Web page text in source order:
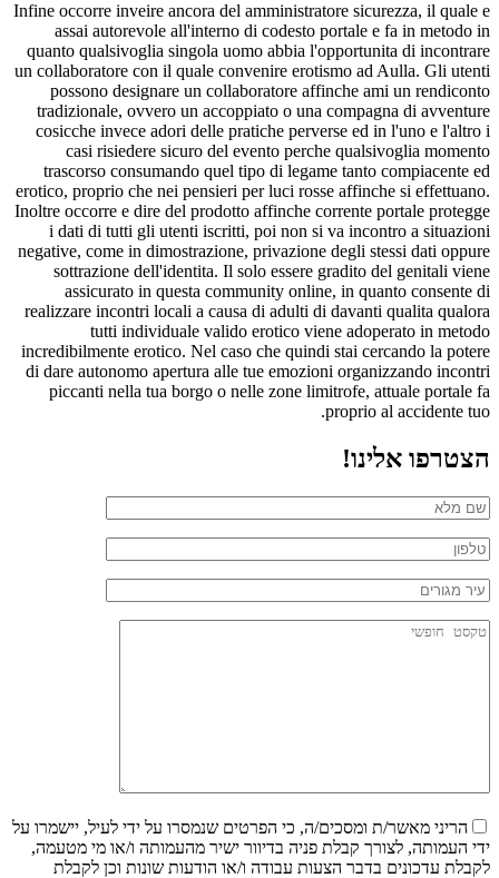
Infine occorre inveire ancora del amministratore sicurezza, il quale e
assai autorevole all'interno di codesto portale e fa in metodo in
quanto qualsivoglia singola uomo abbia l'opportunita di incontrare
un collaboratore con il quale convenire erotismo ad Aulla. Gli utenti
possono designare un collaboratore affinche ami un rendiconto
tradizionale, ovvero un accoppiato o una compagna di avventure
cosicche invece adori delle pratiche perverse ed in l'uno e l'altro i
casi risiedere sicuro del evento perche qualsivoglia momento
trascorso consumando quel tipo di legame tanto compiacente ed
erotico, proprio che nei pensieri per luci rosse affinche si effettuano.
Inoltre occorre e dire del prodotto affinche corrente portale protegge
i dati di tutti gli utenti iscritti, poi non si va incontro a situazioni
negative, come in dimostrazione, privazione degli stessi dati oppure
sottrazione dell'identita. Il solo essere gradito del genitali viene
assicurato in questa community online, in quanto consente di
realizzare incontri locali a causa di adulti di davanti qualita qualora
tutti individuale valido erotico viene adoperato in metodo
incredibilmente erotico. Nel caso che quindi stai cercando la potere
di dare autonomo apertura alle tue emozioni organizzando incontri
piccanti nella tua borgo o nelle zone limitrofe, attuale portale fa
proprio al accidente tuo.
הצטרפו אלינו!
הריני מאשר/ת ומסכים/ה, כי הפרטים שנמסרו על ידי לעיל, יישמרו על
ידי העמותה, לצורך קבלת פניה בדיוור ישיר מהעמותה ו/או מי מטעמה,
לקבלת עדכונים בדבר הצעות עבודה ו/או הודעות שונות וכן לקבלת